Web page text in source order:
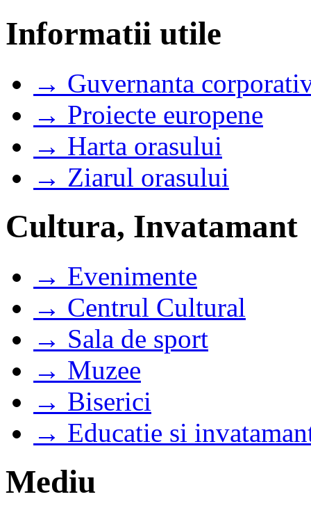
Informatii utile
→ Guvernanta
→ Proiecte europene
→ Harta orasului
→ Ziarul orasului
Cultura, Invatamant
→ Evenimente
→ Centrul Cultural
→ Sala de sport
→ Muzee
→ Biserici
→ Educatie si
Mediu